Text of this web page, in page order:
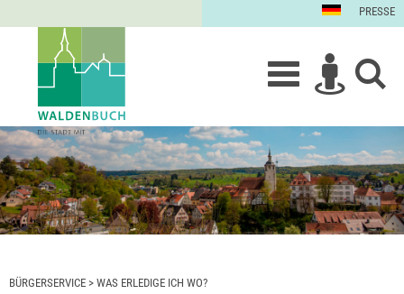
PRESSE
BÜRGERSERVICE > WAS ERLEDIGE ICH WO?